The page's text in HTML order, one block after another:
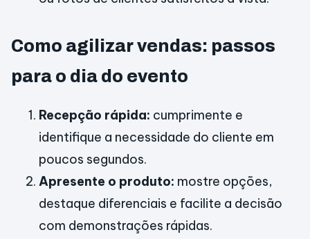
Como agilizar vendas: passos
para o dia do evento
Recepção rápida: cumprimente e
identifique a necessidade do cliente em
poucos segundos.
Apresente o produto: mostre opções,
destaque diferenciais e facilite a decisão
com demonstrações rápidas.